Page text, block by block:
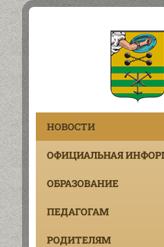
НОВОСТИ
ОФИЦИАЛЬНАЯ
ОБРАЗОВАНИЕ
ПЕДАГОГАМ
РОДИТЕЛЯМ